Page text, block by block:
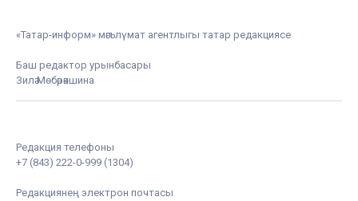
«Татар-информ» мәгълүмат агентлыгы татар редакциясе
Баш редактор урынбасары
Зилә Мөбәрәкшина
Редакция телефоны
+7 (843) 222-0-999 (1304)
Редакциянең электрон почтасы